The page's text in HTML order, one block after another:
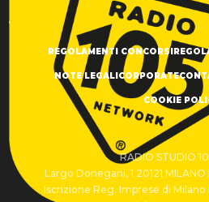
REGOLAMENTI CONCORSI
NOTE LEGALICORPORATE
COOKIE
RADIO STUDIO
Largo Donegani, 1 20121 MILANO
Iscrizione Reg. Imprese di Milano